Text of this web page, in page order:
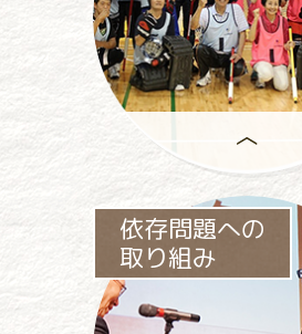
助成事業は、
一般社団法人パチンコ
社会貢献機構
中心事業です
依存問題への
取り組み